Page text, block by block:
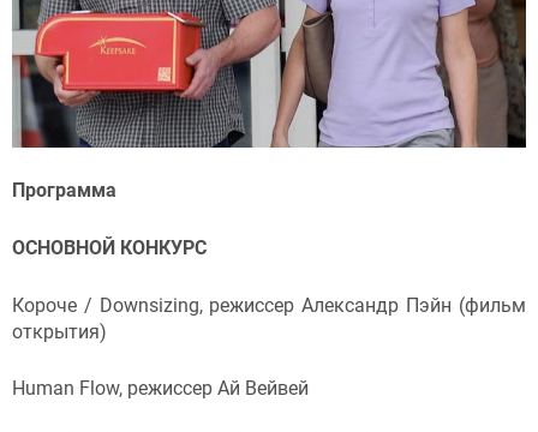
Программа
ОСНОВНОЙ КОНКУРС
Короче / Downsizing, режиссер Александр Пэйн (фильм
открытия)
Human Flow, режиссер Ай Вейвей